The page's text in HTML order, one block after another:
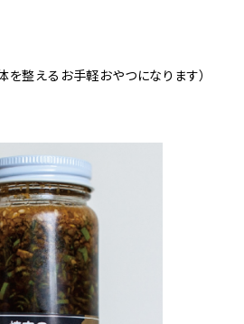
を整えるお手軽おやつになります）